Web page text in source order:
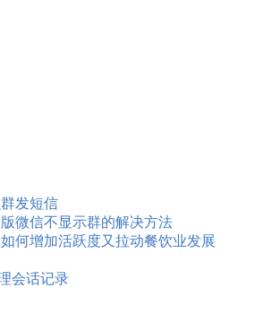
发短信
微信不显示群的解决方法
何增加活跃度又拉动餐饮业发展
会话记录